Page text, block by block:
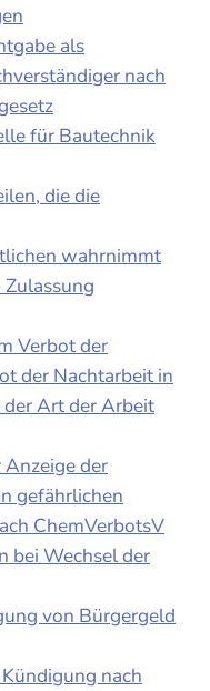
als
nach
für Bautechnik
die die
wahrnimmt
Verbot der
der Nachtarbeit in
Art der Arbeit
der
gefährlichen
ChemVerbotsV
bei Wechsel der
von Bürgergeld
nach